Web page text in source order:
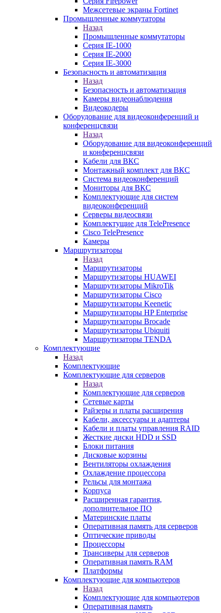
Межсетевые экраны Fortinet
Промышленные коммутаторы
Назад
Промышленные коммутаторы
Серия IE-1000
Серия IE-2000
Серия IE-3000
Безопасность и автоматизация
Назад
Безопасность и автоматизация
Камеры видеонаблюдения
Видеокодеры
Оборудование для видеоконференций и
конференцсвязи
Назад
Оборудование для видеоконференций
и конференцсвязи
Кабели для ВКС
Монтажный комплект для ВКС
Система видеоконференций
Мониторы для ВКС
Комплектующие для систем
видеоконференций
Серверы видеосвязи
Комплектущие для TelePresence
Cisco TelePresence
Камеры
Маршрутизаторы
Назад
Маршрутизаторы
Маршрутизаторы HUAWEI
Маршрутизаторы MikroTik
Маршрутизаторы Cisco
Маршрутизаторы Keenetic
Маршрутизаторы HP Enterprise
Маршрутизаторы Brocade
Маршрутизаторы Ubiquiti
Маршрутизаторы TENDA
Комплектующие
Назад
Комплектующие
Комплектующие для серверов
Назад
Комплектующие для серверов
Сетевые карты
Райзеры и платы расширения
Кабели, аксессуары и адаптеры
Кабели и платы управления RAID
Жесткие диски HDD и SSD
Блоки питания
Дисковые корзины
Вентиляторы охлаждения
Охлаждение процессора
Рельсы для монтажа
Корпуса
Расширенная гарантия,
дополнительное ПО
Материнские платы
Оперативная память для серверов
Оптические приводы
Процессоры
Трансиверы для серверов
Оперативная память RAM
Платформы
Комплектующие для компьютеров
Назад
Комплектующие для компьютеров
Оперативная память